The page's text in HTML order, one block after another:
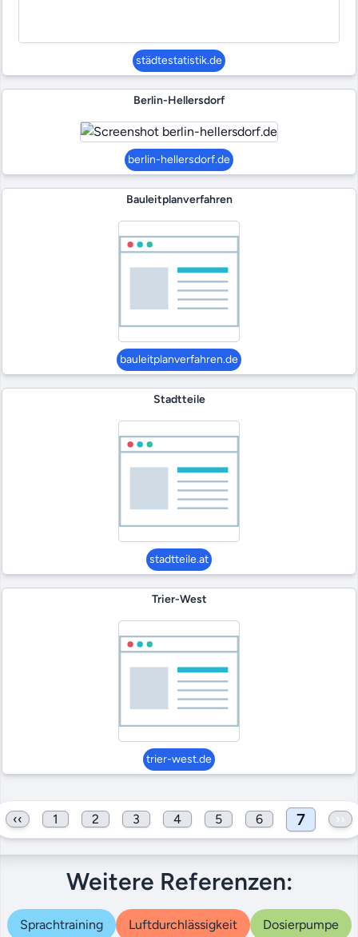
städtestatistik.de
Berlin-Hellersdorf
berlin-hellersdorf.de
Bauleitplanverfahren
bauleitplanverfahren.de
Stadtteile
stadtteile.at
Trier-West
trier-west.de
‹‹ 1 2 3 4 5 6 7 ››
Weitere Referenzen:
Sprachtraining Luftdurchlässigkeit Dosierpumpe